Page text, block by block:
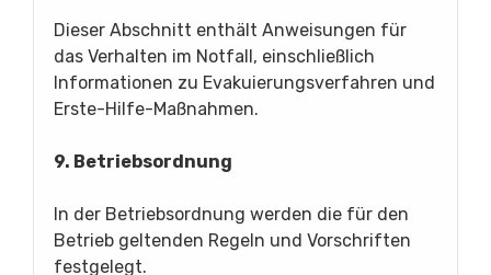
Dieser Abschnitt enthält Anweisungen für
das Verhalten im Notfall, einschließlich
Informationen zu Evakuierungsverfahren und
Erste-Hilfe-Maßnahmen.
9. Betriebsordnung
In der Betriebsordnung werden die für den
Betrieb geltenden Regeln und Vorschriften
festgelegt.